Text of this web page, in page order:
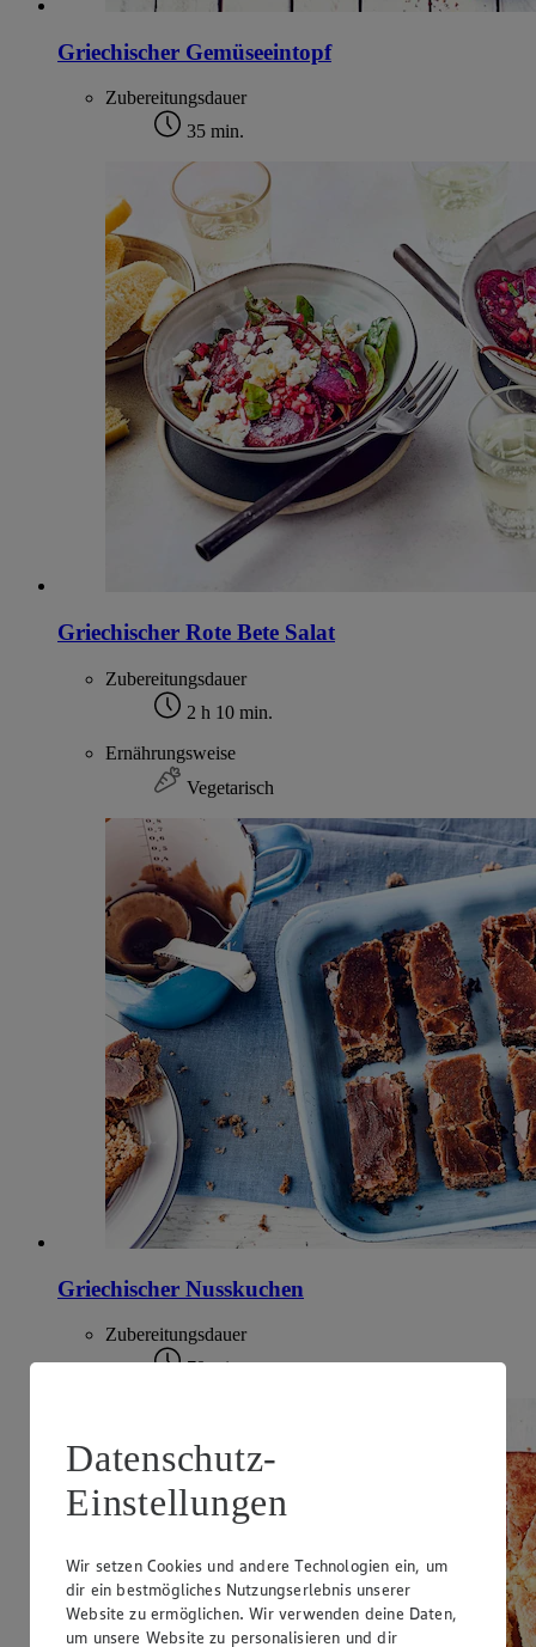
Griechischer Gemüseeintopf
Zubereitungsdauer
35 min.
Griechischer Rote Bete Salat
Zubereitungsdauer
2 h 10 min.
Ernährungsweise
Vegetarisch
Griechischer Nusskuchen
Zubereitungsdauer
70 min.
Datenschutz-
Einstellungen
Wir setzen Cookies und andere Technologien ein, um
dir ein bestmögliches Nutzungserlebnis unserer
Website zu ermöglichen. Wir verwenden deine Daten,
um unsere Website zu personalisieren und dir